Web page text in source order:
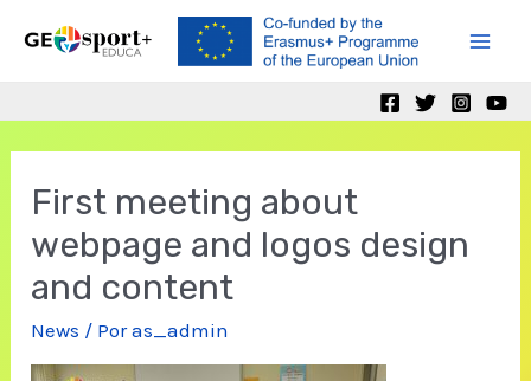
First meeting about
webpage and logos design
and content
News / Poras_admin